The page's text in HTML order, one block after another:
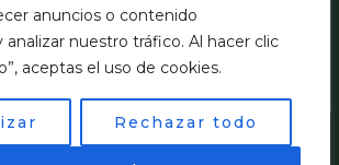
anuncios o contenido
analizar nuestro tráfico. Al hacer clic
aceptas el uso de cookies.
Rechazar todo
para la próxima vez que comente.